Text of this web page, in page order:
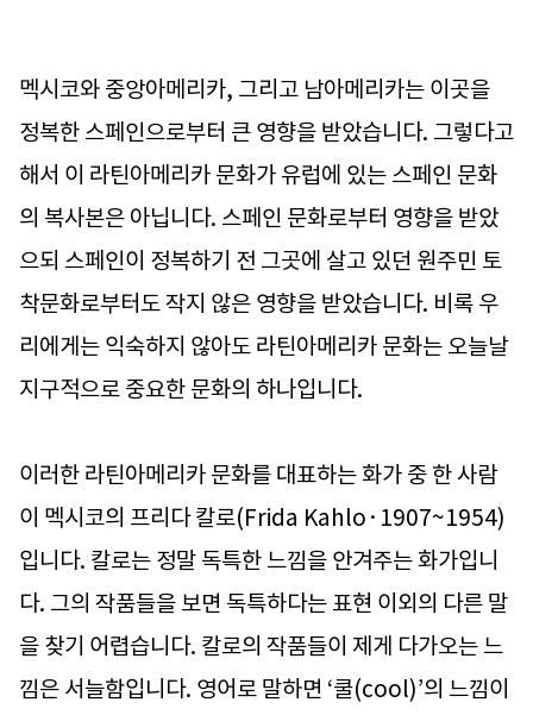
멕시코와 중앙아메리카, 그리고 남아메리카는 이곳을
정복한 스페인으로부터 큰 영향을 받았습니다. 그렇다고
해서 이 라틴아메리카 문화가 유럽에 있는 스페인 문화
의 복사본은 아닙니다. 스페인 문화로부터 영향을 받았
으되 스페인이 정복하기 전 그곳에 살고 있던 원주민 토
착문화로부터도 작지 않은 영향을 받았습니다. 비록 우
리에게는 익숙하지 않아도 라틴아메리카 문화는 오늘날
지구적으로 중요한 문화의 하나입니다.
이러한 라틴아메리카 문화를 대표하는 화가 중 한 사람
이 멕시코의 프리다 칼로(Frida Kahlo·1907~1954)
입니다. 칼로는 정말 독특한 느낌을 안겨주는 화가입니
다. 그의 작품들을 보면 독특하다는 표현 이외의 다른 말
을 찾기 어렵습니다. 칼로의 작품들이 제게 다가오는 느
낌은 서늘함입니다. 영어로 말하면 ‘쿨(cool)’의 느낌이